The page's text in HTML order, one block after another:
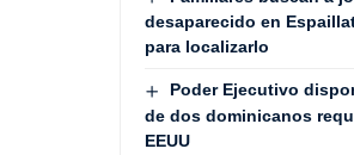
desaparecido en
para localizarlo
Poder Ejecutivo
de dos dominicanos
EEUU